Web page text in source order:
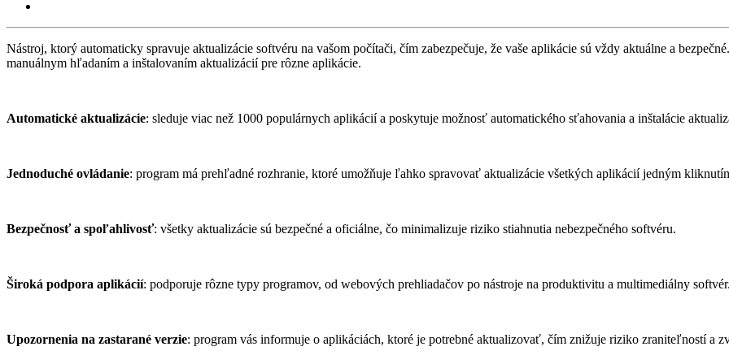
Nástroj, ktorý automaticky spravuje aktualizácie softvéru na vašom počítači, čím zabezpečuje, že vaše aplikácie sú vždy aktuálne a
manuálnym hľadaním a inštalovaním aktualizácií pre rôzne aplikácie.
Automatické aktualizácie: sleduje viac než 1000 populárnych aplikácií a poskytuje možnosť automatického sťahovania a inštalácie
Jednoduché ovládanie: program má prehľadné rozhranie, ktoré umožňuje ľahko spravovať aktualizácie všetkých aplikácií jedným
Bezpečnosť a spoľahlivosť: všetky aktualizácie sú bezpečné a oficiálne, čo minimalizuje riziko stiahnutia nebezpečného softvéru.
Široká podpora aplikácií: podporuje rôzne typy programov, od webových prehliadačov po nástroje na produktivitu a multimediálny
Upozornenia na zastarané verzie: program vás informuje o aplikáciách, ktoré je potrebné aktualizovať, čím znižuje riziko zraniteľností a